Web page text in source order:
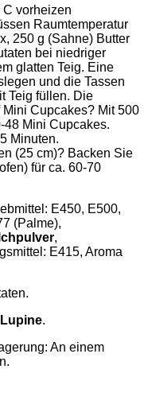
C vorheizen
Raumtemperatur
250 g (Sahne) Butter
bei niedriger
glatten Teig. Eine
und die Tassen
Teig füllen. Die
Cupcakes? Mit 500
48 Mini Cupcakes.
Minuten.
(25 cm)? Backen Sie
für ca. 60-70
E450, E500,
(Palme),
,
E415, Aroma
Lupine.
An einem